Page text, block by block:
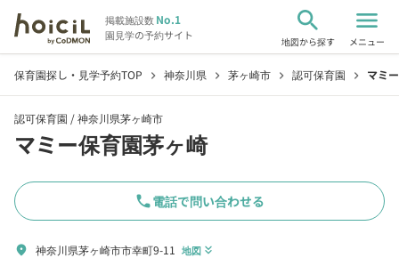
掲載施設数No.1
園見学の予約サイト
search
地図から探す
menu
メニュー
保育園探し・見学予約TOP chevron_right 神奈川県 chevron_right 茅ヶ崎市 chevron_right 認可保育園 chevron_right マミ
認可保育園 /神奈川県茅ヶ崎市
マミー保育園茅ヶ崎
phone電話で問い合わせる
location_on 神奈川県茅ヶ崎市市幸町9-11 地図 keyboard_double_arrow_down